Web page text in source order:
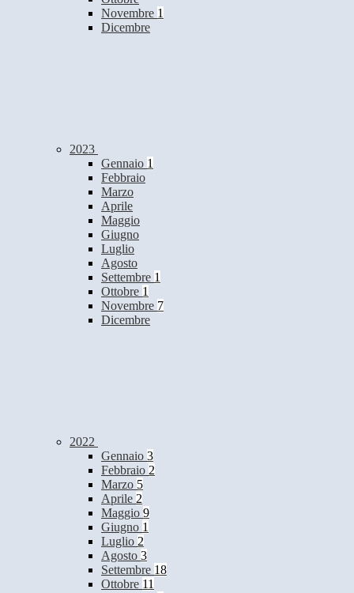
Novembre 1
Dicembre
2023
Gennaio 1
Febbraio
Marzo
Aprile
Maggio
Giugno
Luglio
Agosto
Settembre 1
Ottobre 1
Novembre 7
Dicembre
2022
Gennaio 3
Febbraio 2
Marzo 5
Aprile 2
Maggio 9
Giugno 1
Luglio 2
Agosto 3
Settembre 18
Ottobre 11